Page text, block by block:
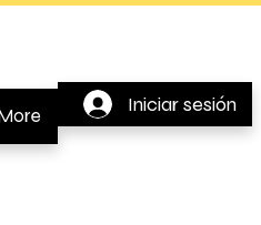
Iniciar sesión